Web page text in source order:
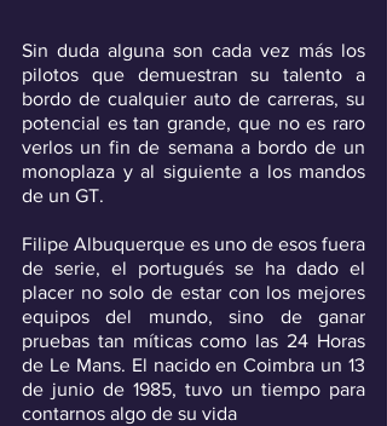
Sin duda alguna son cada vez más los
pilotos que demuestran su talento a
bordo de cualquier auto de carreras, su
potencial es tan grande, que no es raro
verlos un fin de semana a bordo de un
monoplaza y al siguiente a los mandos
de un GT.
Filipe Albuquerque es uno de esos fuera
de serie, el portugués se ha dado el
placer no solo de estar con los mejores
equipos del mundo, sino de ganar
pruebas tan míticas como las 24 Horas
de Le Mans. El nacido en Coimbra un 13
de junio de 1985, tuvo un tiempo para
contarnos algo de su vida